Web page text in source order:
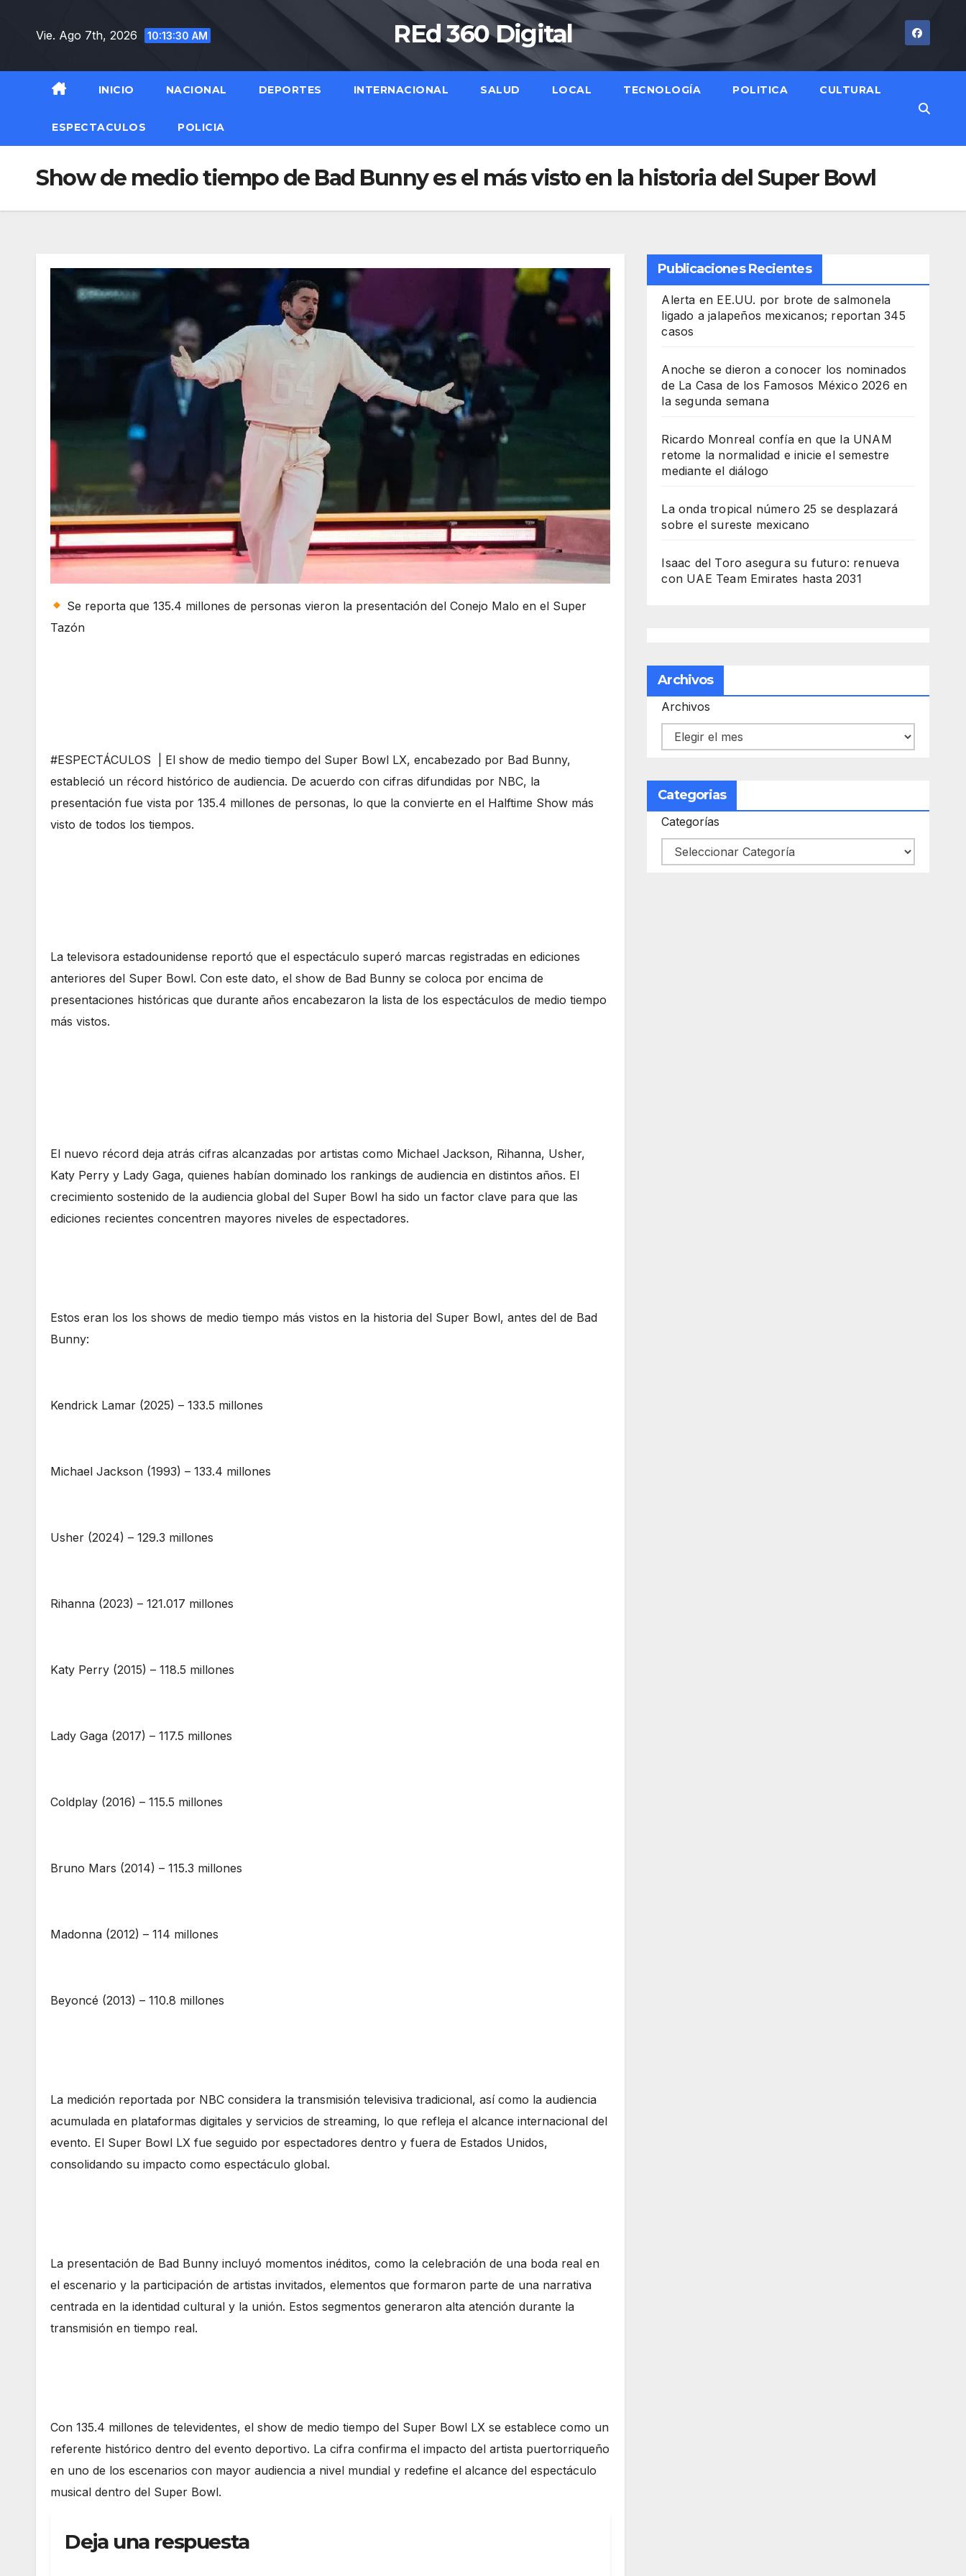
Vie. Ago 7th, 2026 10:13:31 AM REd 360 Digital
INICIO NACIONAL DEPORTES INTERNACIONAL SALUD LOCAL TECNOLOGÍA POLITICA CULTURAL
ESPECTACULOS POLICIA
Show de medio tiempo de Bad Bunny es el más visto en la historia del Super Bowl
Se reporta que 135.4 millones de personas vieron la presentación del Conejo Malo en el Super
Tazón
#ESPECTÁCULOS | El show de medio tiempo del Super Bowl LX, encabezado por Bad Bunny,
estableció un récord histórico de audiencia. De acuerdo con cifras difundidas por NBC, la
presentación fue vista por 135.4 millones de personas, lo que la convierte en el Halftime Show más
visto de todos los tiempos.
La televisora estadounidense reportó que el espectáculo superó marcas registradas en ediciones
anteriores del Super Bowl. Con este dato, el show de Bad Bunny se coloca por encima de
presentaciones históricas que durante años encabezaron la lista de los espectáculos de medio tiempo
más vistos.
El nuevo récord deja atrás cifras alcanzadas por artistas como Michael Jackson, Rihanna, Usher,
Katy Perry y Lady Gaga, quienes habían dominado los rankings de audiencia en distintos años. El
crecimiento sostenido de la audiencia global del Super Bowl ha sido un factor clave para que las
ediciones recientes concentren mayores niveles de espectadores.
Estos eran los los shows de medio tiempo más vistos en la historia del Super Bowl, antes del de Bad
Bunny:
Kendrick Lamar (2025) – 133.5 millones
Michael Jackson (1993) – 133.4 millones
Usher (2024) – 129.3 millones
Rihanna (2023) – 121.017 millones
Katy Perry (2015) – 118.5 millones
Lady Gaga (2017) – 117.5 millones
Coldplay (2016) – 115.5 millones
Bruno Mars (2014) – 115.3 millones
Madonna (2012) – 114 millones
Beyoncé (2013) – 110.8 millones
La medición reportada por NBC considera la transmisión televisiva tradicional, así como la audiencia
acumulada en plataformas digitales y servicios de streaming, lo que refleja el alcance internacional del
evento. El Super Bowl LX fue seguido por espectadores dentro y fuera de Estados Unidos,
consolidando su impacto como espectáculo global.
La presentación de Bad Bunny incluyó momentos inéditos, como la celebración de una boda real en
el escenario y la participación de artistas invitados, elementos que formaron parte de una narrativa
centrada en la identidad cultural y la unión. Estos segmentos generaron alta atención durante la
transmisión en tiempo real.
Con 135.4 millones de televidentes, el show de medio tiempo del Super Bowl LX se establece como un
referente histórico dentro del evento deportivo. La cifra confirma el impacto del artista puertorriqueño
en uno de los escenarios con mayor audiencia a nivel mundial y redefine el alcance del espectáculo
musical dentro del Super Bowl.
Deja una respuesta
Publicaciones Recientes
Alerta en EE.UU. por brote de salmonela
ligado a jalapeños mexicanos; reportan 345
casos
Anoche se dieron a conocer los nominados
de La Casa de los Famosos México 2026 en
la segunda semana
Ricardo Monreal confía en que la UNAM
retome la normalidad e inicie el semestre
mediante el diálogo
La onda tropical número 25 se desplazará
sobre el sureste mexicano
Isaac del Toro asegura su futuro: renueva
con UAE Team Emirates hasta 2031
Archivos
Archivos
Categorias
Categorías